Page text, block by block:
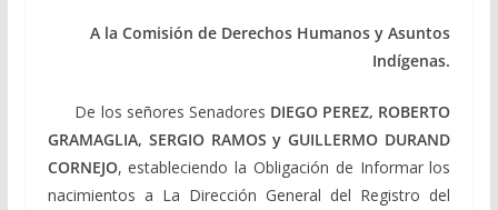
A la Comisión de Derechos Humanos y Asuntos
Indígenas.
De los señores Senadores DIEGO PEREZ, ROBERTO
GRAMAGLIA, SERGIO RAMOS y GUILLERMO DURAND
CORNEJO, estableciendo la Obligación de Informar los
nacimientos a La Dirección General del Registro del